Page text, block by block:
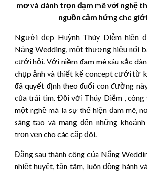
mơ và dành trọn đạm mê với nghệ
nguồn cảm hứng cho
Người đẹp Huỳnh Thúy Diễm hiện
Nắng Wedding, một thương hiệu nổi
cưới hỏi. Với niềm đam mê sâu sắc
chụp ảnh và thiết kế concept cưới từ
đã quyết định theo đuổi con đường
của trái tim. Đối với Thúy Diễm , công
một nghề mà là sự thể hiện đam mê,
sáng tạo và mang đến những
trọn vẹn cho các cặp đôi.
Đằng sau thành công của Nắng
nhiệt huyết, tận tâm, luôn đồng hành